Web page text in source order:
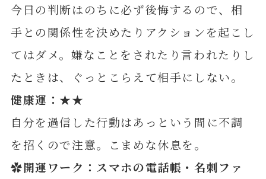
今日の判断はのちに必ず後悔するので、相
手との関係性を決めたりアクションを起こし
てはダメ。嫌なことをされたり言われたりし
たときは、ぐっとこらえて相手にしない。
健康運：★★
自分を過信した行動はあっという間に不調
を招くので注意。こまめな休息を。
✿開運ワーク：スマホの電話帳・名刺ファ